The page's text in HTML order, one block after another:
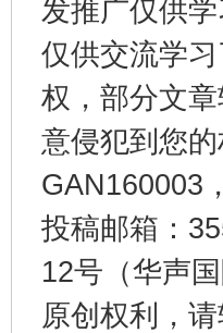
发推广仅供
仅供交流学
权，部分文
意侵犯到您
GAN160003
投稿邮箱：
12号（华声
原创权利，
东山县通报“牛蛙产品